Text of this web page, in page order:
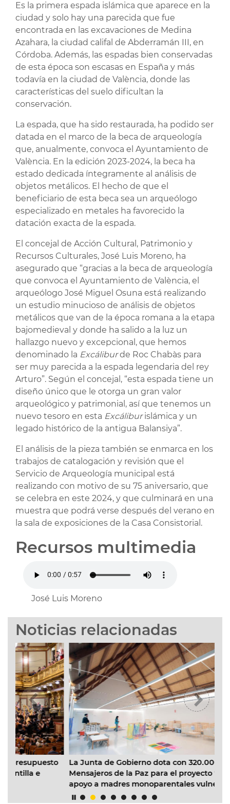
Es la primera espada islámica que aparece en la
ciudad y solo hay una parecida que fue
encontrada en las excavaciones de Medina
Azahara, la ciudad califal de Abderramán III, en
Córdoba. Además, las espadas bien conservadas
de esta época son escasas en España y más
todavía en la ciudad de València, donde las
características del suelo dificultan la
conservación.
La espada, que ha sido restaurada, ha podido ser
datada en el marco de la beca de arqueología
que, anualmente, convoca el Ayuntamiento de
València. En la edición 2023-2024, la beca ha
estado dedicada íntegramente al análisis de
objetos metálicos. El hecho de que el
beneficiario de esta beca sea un arqueólogo
especializado en metales ha favorecido la
datación exacta de la espada.
El concejal de Acción Cultural, Patrimonio y
Recursos Culturales, José Luis Moreno, ha
asegurado que “gracias a la beca de arqueología
que convoca el Ayuntamiento de València, el
arqueólogo José Miguel Osuna está realizando
un estudio minucioso de análisis de objetos
metálicos que van de la época romana a la etapa
bajomedieval y donde ha salido a la luz un
hallazgo nuevo y excepcional, que hemos
denominado la Excáliburde Roc Chabàs para
ser muy parecida a la espada legendaria del rey
Arturo”. Según el concejal, “esta espada tiene un
diseño único que le otorga un gran valor
arqueológico y patrimonial, así que tenemos un
nuevo tesoro en esta Excáliburislámica y un
legado histórico de la antigua Balansiya”.
El análisis de la pieza también se enmarca en los
trabajos de catalogación y revisión que el
Servicio de Arqueología municipal está
realizando con motivo de su 75 aniversario, que
se celebra en este 2024, y que culminará en una
muestra que podrá verse después del verano en
la sala de exposiciones de la Casa Consistorial.
Recursos multimedia
José Luis Moreno
Noticias relacionadas
La Junta de Gobierno dota con 320.000 € a
Mensajeros de la Paz para el proyecto ‘La Casita’ de
apoyo a madres monoparentales vulnerables en el